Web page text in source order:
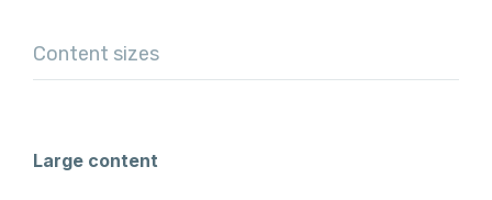
Content sizes
Large content